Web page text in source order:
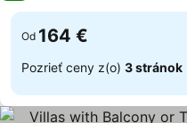
Od 164 €
Pozrieť ceny z(o) 3 stránok